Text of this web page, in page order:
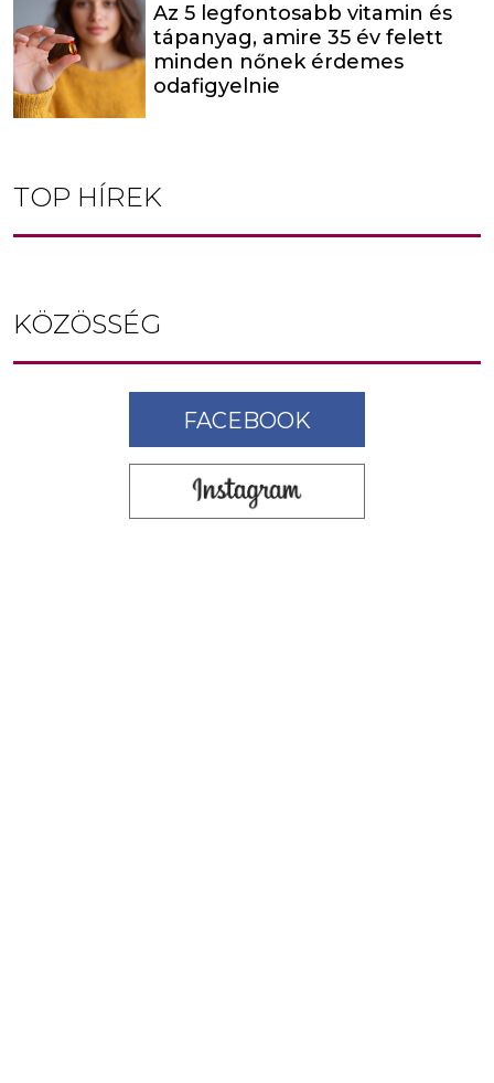
Az 5 legfontosabb vitamin és
tápanyag, amire 35 év felett
minden nőnek érdemes
odafigyelnie
TOP HÍREK
KÖZÖSSÉG
FACEBOOK